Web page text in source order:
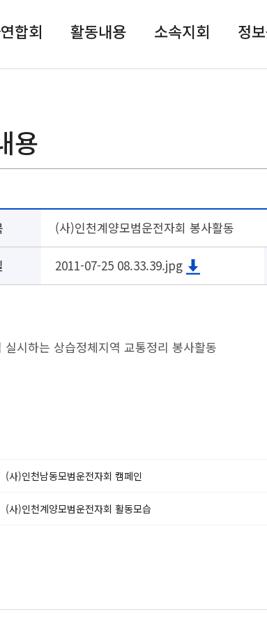
합회 활동내용 소속지회 정
용
(사)인천계양모범운전자회 봉사활동
2011-07-25 08.33.39.jpg
실시하는 상습정체지역 교통정리 봉사활동
(사)인천남동모범운전자회 캠페인
(사)인천계양모범운전자회 활동모습